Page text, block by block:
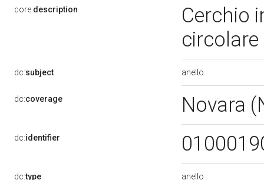
core:description
Cerchio
circolare
dc:subject anello
dc:coverage Novara
dc:identifier
dc:type anello